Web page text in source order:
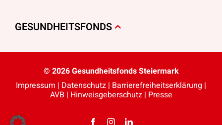
GESUNDHEITSFONDS
© 2026 Gesundheitsfonds Steiermark
Impressum | Datenschutz | Barriere­freiheits­erklärung |
AVB | Hinweisgeberschutz| Presse
FacebookInstagramLinkedIn